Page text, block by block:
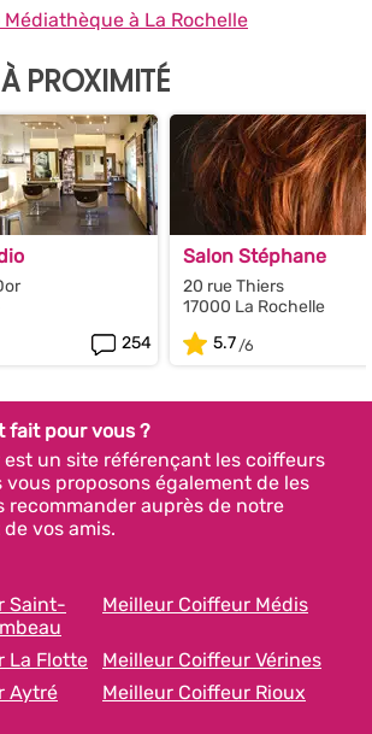
à La Rochelle
PROXIMITÉ
254
Salon Stéphane
20 rue Thiers
17000 La Rochelle
5.7
fait pour vous ?
est un site référençant les coiffeurs
vous proposons également de les
recommander auprès de notre
vos amis.
Saint-
Meilleur Coiffeur Médis
La Flotte
Meilleur Coiffeur Vérines
Aytré
Meilleur Coiffeur Rioux